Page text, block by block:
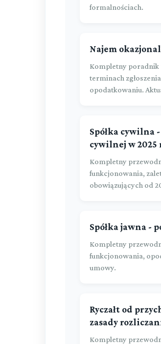
formalnościach.
Najem
Kompletny poradnik
terminach
opodatkowaniu.
Spółka cywilna
cywilnej w 2025
Kompletny
funkcjonowania,
obowiązujących od
Spółka jawna -
Kompletny
funkcjonowania,
umowy.
Ryczałt od
zasady
Kompletny